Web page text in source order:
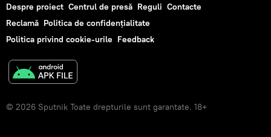
Despre proiect Centrul de presă Reguli Contacte
Reclamă Politica de confidențialitate
Politica privind cookie-urile Feedback
© 2026 Sputnik Toate drepturile sunt garantate. 18+